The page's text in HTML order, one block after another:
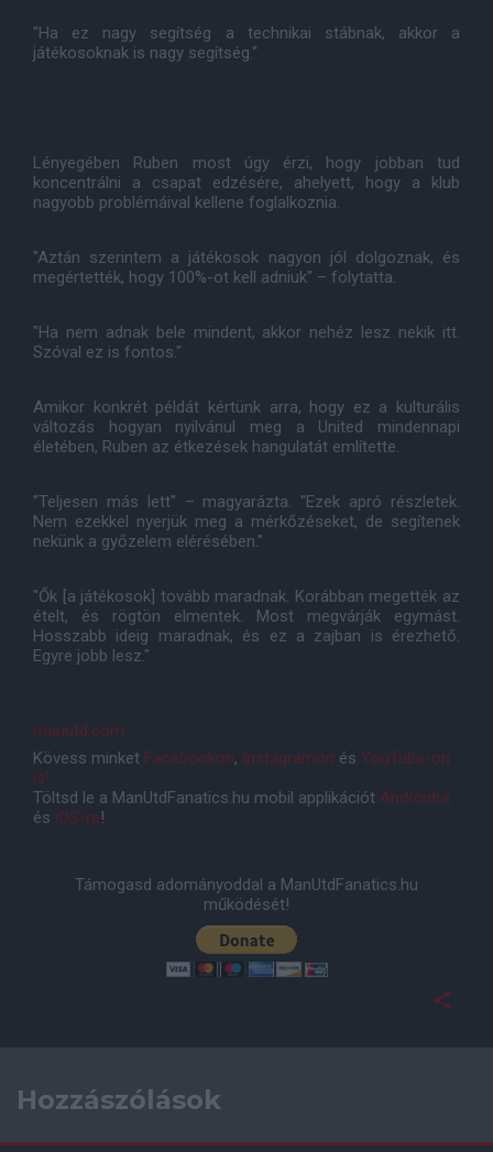
"Ha ez nagy segítség a technikai stábnak, akkor a
játékosoknak is nagy segítség."
Lényegében Ruben most úgy érzi, hogy jobban tud
koncentrálni a csapat edzésére, ahelyett, hogy a klub
nagyobb problémáival kellene foglalkoznia.
"Aztán szerintem a játékosok nagyon jól dolgoznak, és
megértették, hogy 100%-ot kell adniuk" – folytatta.
"Ha nem adnak bele mindent, akkor nehéz lesz nekik itt.
Szóval ez is fontos."
Amikor konkrét példát kértünk arra, hogy ez a kulturális
változás hogyan nyilvánul meg a United mindennapi
életében, Ruben az étkezések hangulatát említette.
"Teljesen más lett" – magyarázta. "Ezek apró részletek.
Nem ezekkel nyerjük meg a mérkőzéseket, de segítenek
nekünk a győzelem elérésében."
"Ők [a játékosok] tovább maradnak. Korábban megették az
ételt, és rögtön elmentek. Most megvárják egymást.
Hosszabb ideig maradnak, és ez a zajban is érezhető.
Egyre jobb lesz."
manutd.com
Kövess minket Facebookon, Instagramon és YouTube-on
is!
Töltsd le a ManUtdFanatics.hu mobil applikációt Androidra
és iOS-re!
Támogasd adományoddal a ManUtdFanatics.hu
működését!
Hozzászólások